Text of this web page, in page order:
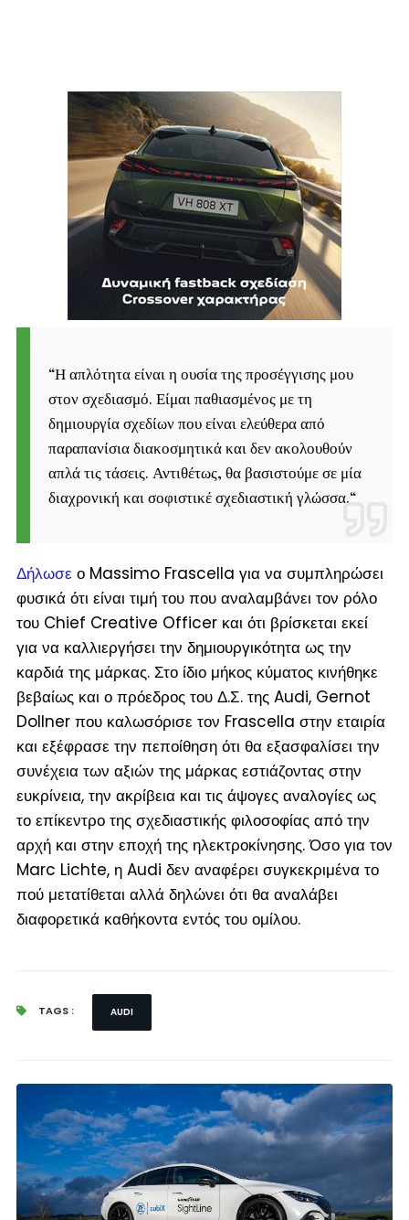
“Η απλότητα είναι η ουσία της προσέγγισης μου
στον σχεδιασμό. Είμαι παθιασμένος με τη
δημιουργία σχεδίων που είναι ελεύθερα από
παραπανίσια διακοσμητικά και δεν ακολουθούν
απλά τις τάσεις. Αντιθέτως, θα βασιστούμε σε μία
διαχρονική και σοφιστικέ σχεδιαστική γλώσσα.“
Δήλωσε ο Massimo Frascella για να συμπληρώσει
φυσικά ότι είναι τιμή του που αναλαμβάνει τον ρόλο
του Chief Creative Officer και ότι βρίσκεται εκεί
για να καλλιεργήσει την δημιουργικότητα ως την
καρδιά της μάρκας. Στο ίδιο μήκος κύματος κινήθηκε
βεβαίως και ο πρόεδρος του Δ.Σ. της Audi, Gernot
Dollner που καλωσόρισε τον Frascella στην εταιρία
και εξέφρασε την πεποίθηση ότι θα εξασφαλίσει την
συνέχεια των αξιών της μάρκας εστιάζοντας στην
ευκρίνεια, την ακρίβεια και τις άψογες αναλογίες ως
το επίκεντρο της σχεδιαστικής φιλοσοφίας από την
αρχή και στην εποχή της ηλεκτροκίνησης. Όσο για τον
Marc Lichte, η Audi δεν αναφέρει συγκεκριμένα το
πού μετατίθεται αλλά δηλώνει ότι θα αναλάβει
διαφορετικά καθήκοντα εντός του ομίλου.
TAGS : AUDI